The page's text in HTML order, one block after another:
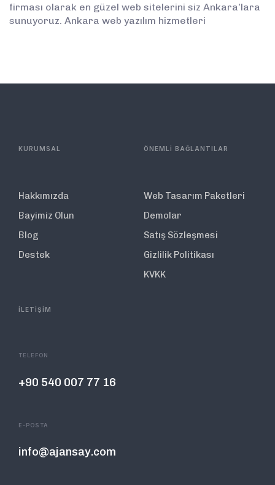
firması olarak en güzel web sitelerini siz Ankara’lara
sunuyoruz. Ankara web yazılım hizmetleri
KURUMSAL
Hakkımızda
Bayimiz Olun
Blog
Destek
ÖNEMLİ BAĞLANTILAR
Web Tasarım Paketleri
Demolar
Satış Sözleşmesi
Gizlilik Politikası
KVKK
İLETİŞİM
TELEFON
+90 540 007 77 16
E-POSTA
info@ajansay.com